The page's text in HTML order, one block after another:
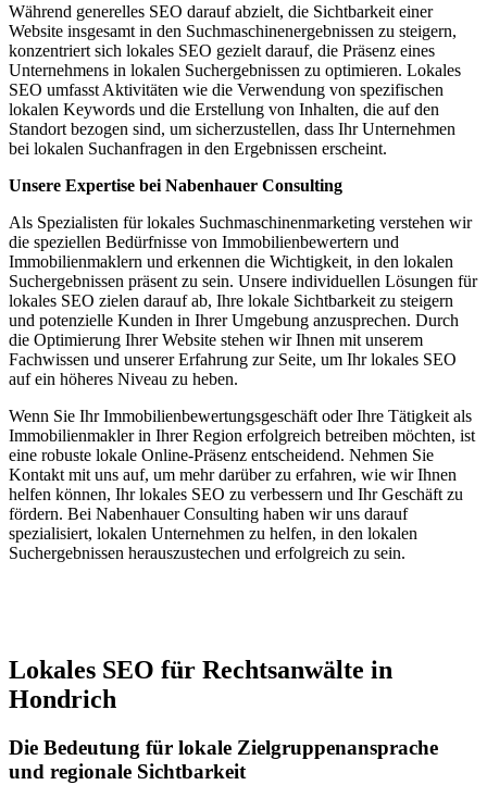
Während generelles SEO darauf abzielt, die Sichtbarkeit einer
Website insgesamt in den Suchmaschinenergebnissen zu steigern,
konzentriert sich lokales SEO gezielt darauf, die Präsenz eines
Unternehmens in lokalen Suchergebnissen zu optimieren. Lokales
SEO umfasst Aktivitäten wie die Verwendung von spezifischen
lokalen Keywords und die Erstellung von Inhalten, die auf den
Standort bezogen sind, um sicherzustellen, dass Ihr Unternehmen
bei lokalen Suchanfragen in den Ergebnissen erscheint.
Unsere Expertise bei Nabenhauer Consulting
Als Spezialisten für lokales Suchmaschinenmarketing verstehen wir
die speziellen Bedürfnisse von Immobilienbewertern und
Immobilienmaklern und erkennen die Wichtigkeit, in den lokalen
Suchergebnissen präsent zu sein. Unsere individuellen Lösungen für
lokales SEO zielen darauf ab, Ihre lokale Sichtbarkeit zu steigern
und potenzielle Kunden in Ihrer Umgebung anzusprechen. Durch
die Optimierung Ihrer Website stehen wir Ihnen mit unserem
Fachwissen und unserer Erfahrung zur Seite, um Ihr lokales SEO
auf ein höheres Niveau zu heben.
Wenn Sie Ihr Immobilienbewertungsgeschäft oder Ihre Tätigkeit als
Immobilienmakler in Ihrer Region erfolgreich betreiben möchten, ist
eine robuste lokale Online-Präsenz entscheidend. Nehmen Sie
Kontakt mit uns auf, um mehr darüber zu erfahren, wie wir Ihnen
helfen können, Ihr lokales SEO zu verbessern und Ihr Geschäft zu
fördern. Bei Nabenhauer Consulting haben wir uns darauf
spezialisiert, lokalen Unternehmen zu helfen, in den lokalen
Suchergebnissen herauszustechen und erfolgreich zu sein.
Lokales SEO für Rechtsanwälte in
Hondrich
Die Bedeutung für lokale Zielgruppenansprache
und regionale Sichtbarkeit